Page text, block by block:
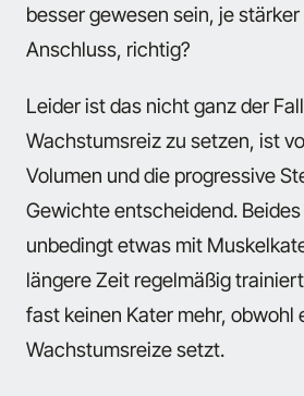
besser gewesen sein, je
Anschluss, richtig?
Leider ist das nicht ganz der
Wachstumsreiz zu setzen, ist
Volumen und die progressive
Gewichte entscheidend.
unbedingt etwas mit
längere Zeit regelmäßig
fast keinen Kater mehr, obwohl
Wachstumsreize setzt.